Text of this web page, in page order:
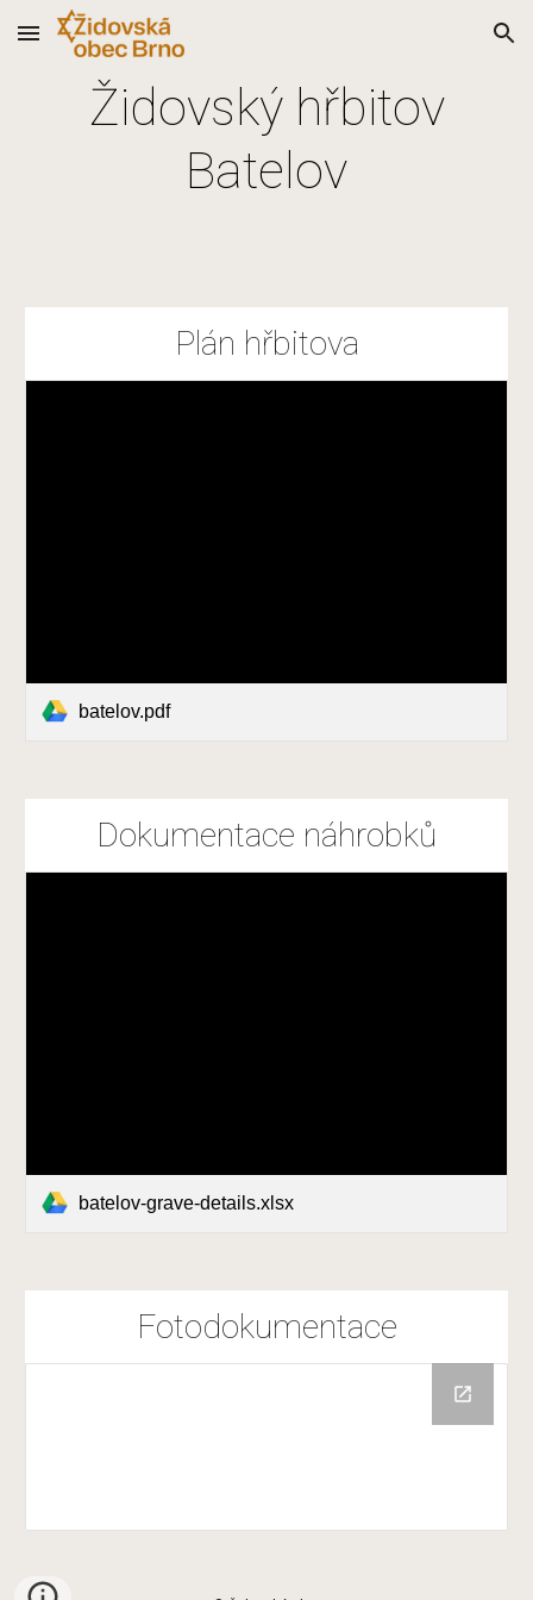
Skip to main content Skip to navigation
Židovský hřbitov
Batelov
Plán hřbitova
batelov.pdf
Dokumentace náhrobků
batelov-grave-details.xlsx
Fotodokumentace